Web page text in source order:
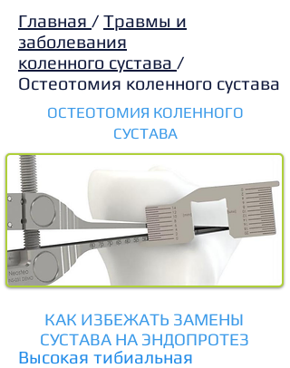
Главная / Травмы и
заболевания
коленного сустава /
Остеотомия коленного сустава
ОСТЕОТОМИЯ КОЛЕННОГО
СУСТАВА
КАК ИЗБЕЖАТЬ ЗАМЕНЫ
СУСТАВА НА ЭНДОПРОТЕЗ
Высокая тибиальная